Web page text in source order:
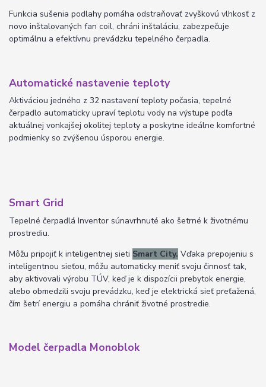
Funkcia sušenia podlahy pomáha odstraňovať zvyškovú vlhkosť z
novo inštalovaných fan coil, chráni inštaláciu, zabezpečuje
optimálnu a efektívnu prevádzku tepelného čerpadla.
Automatické nastavenie teploty
Aktiváciou jedného z 32 nastavení teploty počasia, tepelné
čerpadlo automaticky upraví teplotu vody na výstupe podľa
aktuálnej vonkajšej okolitej teploty a poskytne ideálne komfortné
podmienky so zvýšenou úsporou energie.
Smart Grid
Tepelné čerpadlá Inventor súnavrhnuté ako šetrné k životnému
prostrediu.
Môžu pripojiť k inteligentnej sieti Smart City. Vďaka prepojeniu s
inteligentnou sieťou, môžu automaticky meniť svoju činnosť tak,
aby aktivovali výrobu TÚV, keď je k dispozícii prebytok energie,
alebo obmedzili svoju prevádzku, keď je elektrická sieť preťažená,
čím šetrí energiu a pomáha chrániť životné prostredie.
Model čerpadla Monoblok